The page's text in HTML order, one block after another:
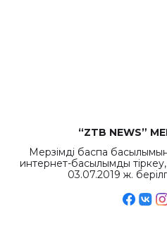
“ZTB NEWS”
Мерзімді баспа басылымын,
интернет-басылымды тіркеу,
03.07.2019 ж.